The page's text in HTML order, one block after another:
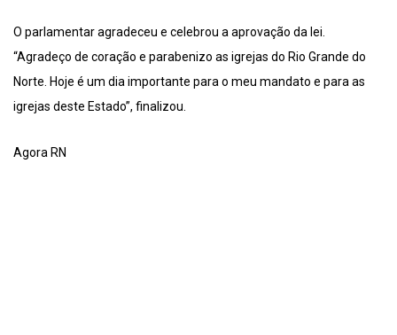
O parlamentar agradeceu e celebrou a aprovação da lei.
“Agradeço de coração e parabenizo as igrejas do Rio Grande do
Norte. Hoje é um dia importante para o meu mandato e para as
igrejas deste Estado”, finalizou.
Agora RN